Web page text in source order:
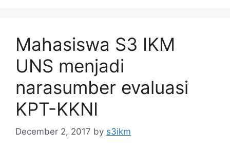
Mahasiswa S3 IKM
UNS menjadi
narasumber evaluasi
KPT-KKNI
December 2, 2017 by s3ikm